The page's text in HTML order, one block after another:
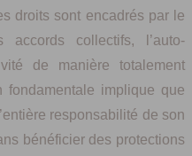
droits sont encadrés par le
collectifs, l’auto-
de manière totalement
fondamentale implique que
responsabilité de son
bénéficier des protections